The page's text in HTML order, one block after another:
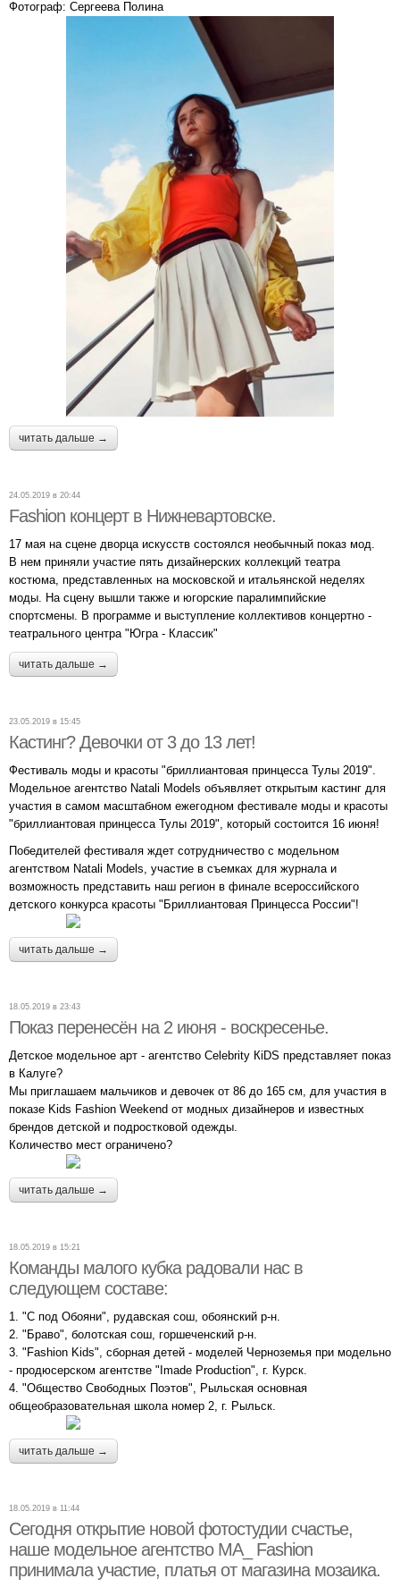
Фотограф: Сергеева Полина
читать дальше →
24.05.2019 в 20:44
Fashion концерт в Нижневартовске.
17 мая на сцене дворца искусств состоялся необычный показ мод.
В нем приняли участие пять дизайнерских коллекций театра
костюма, представленных на московской и итальянской неделях
моды. На сцену вышли также и югорские паралимпийские
спортсмены. В программе и выступление коллективов концертно -
театрального центра "Югра - Классик"
читать дальше →
23.05.2019 в 15:45
Кастинг? Девочки от 3 до 13 лет!
Фестиваль моды и красоты "бриллиантовая принцесса Тулы 2019".
Модельное агентство Natali Models объявляет открытым кастинг для
участия в самом масштабном ежегодном фестивале моды и красоты
"бриллиантовая принцесса Тулы 2019", который состоится 16 июня!
Победителей фестиваля ждет сотрудничество с модельном
агентством Natali Models, участие в съемках для журнала и
возможность представить наш регион в финале всероссийского
детского конкурса красоты "Бриллиантовая Принцесса России"!
читать дальше →
18.05.2019 в 23:43
Показ перенесён на 2 июня - воскресенье.
Детское модельное арт - агентство Celebrity КiDS представляет показ
в Калуге?
Мы приглашаем мальчиков и девочек от 86 до 165 см, для участия в
показе Kids Fashion Weekend от модных дизайнеров и известных
брендов детской и подростковой одежды.
Количество мест ограничено?
читать дальше →
18.05.2019 в 15:21
Команды малого кубка радовали нас в
следующем составе:
1. "С под Обояни", рудавская сош, обоянский р-н.
2. "Браво", болотская сош, горшеченский р-н.
3. "Fashion Kids", сборная детей - моделей Черноземья при модельно
- продюсерском агентстве "Imade Production", г. Курск.
4. "Общество Свободных Поэтов", Рыльская основная
общеобразовательная школа номер 2, г. Рыльск.
читать дальше →
18.05.2019 в 11:44
Сегодня открытие новой фотостудии счастье,
наше модельное агентство MA_ Fashion
принимала участие, платья от магазина мозаика.